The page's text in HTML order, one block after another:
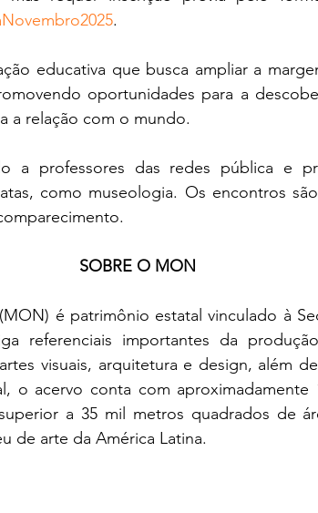
.
educativa que busca ampliar a
oportunidades para a
a relação com o mundo.
a professores das redes pública e
como museologia. Os encontros
SOBRE O MON
é patrimônio estatal vinculado à
referenciais importantes da
visuais, arquitetura e design, além
o acervo conta com
a 35 mil metros quadrados de
de arte da América Latina.